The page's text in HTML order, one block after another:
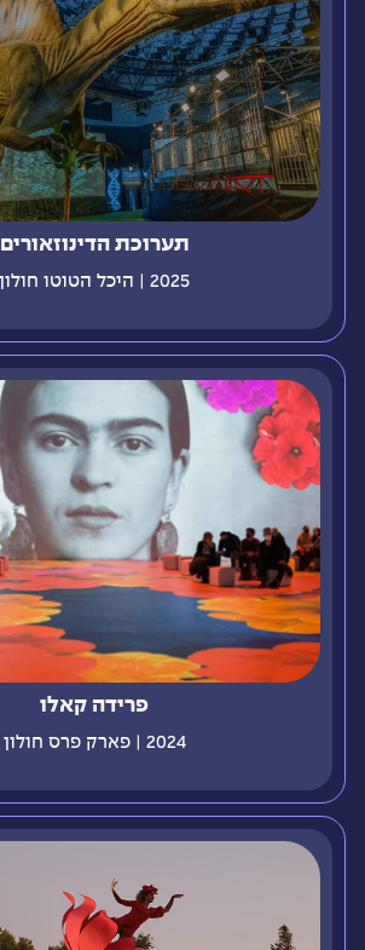
תערוכת הדינוזאורים
2025 | היכל הטוטו חולון
פרידה קאלו
2024 | פארק פרס חולון